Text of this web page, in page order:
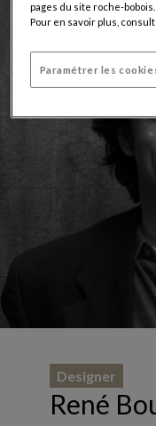
René
Designer
pages du site roche-
Pour en savoir plus,
Paramétrer les